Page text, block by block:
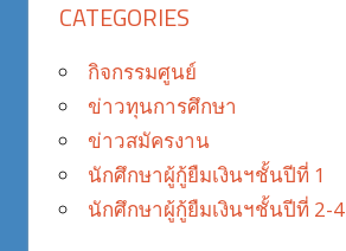
CATEGORIES
กิจกรรมศูนย์
ข่าวทุนการศึกษา
ข่าวสมัครงาน
นักศึกษาผู้กู้ยืมเงินฯชั้นปีที่ 1
นักศึกษาผู้กู้ยืมเงินฯชั้นปีที่ 2-4